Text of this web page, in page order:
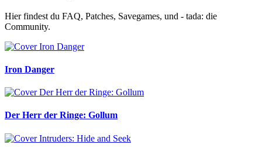
Hier findest du FAQ, Patches, Savegames, und - tada: die
Community.
Iron Danger
Der Herr der Ringe: Gollum